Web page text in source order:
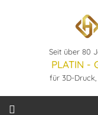
Seit über 80
PLATIN -
für 3D-